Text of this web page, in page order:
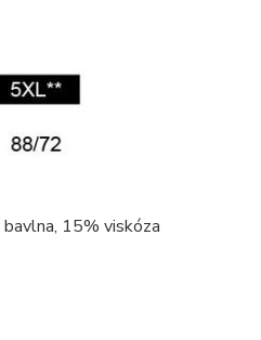
bavlna, 15% viskóza